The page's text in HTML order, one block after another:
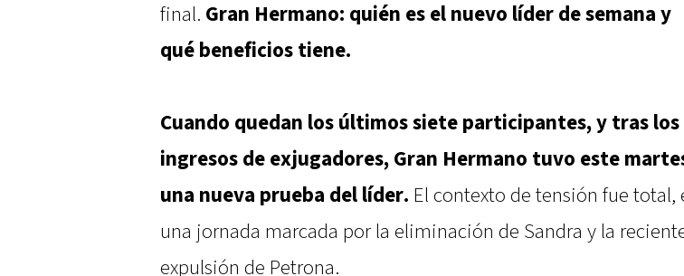
final. Gran Hermano: quién es el nuevo líder de semana y
qué beneficios tiene.
Cuando quedan los últimos siete participantes, y tras los
ingresos de exjugadores, Gran Hermano tuvo este
una nueva prueba del líder. El contexto de tensión fue total,
una jornada marcada por la eliminación de Sandra y la
expulsión de Petrona.